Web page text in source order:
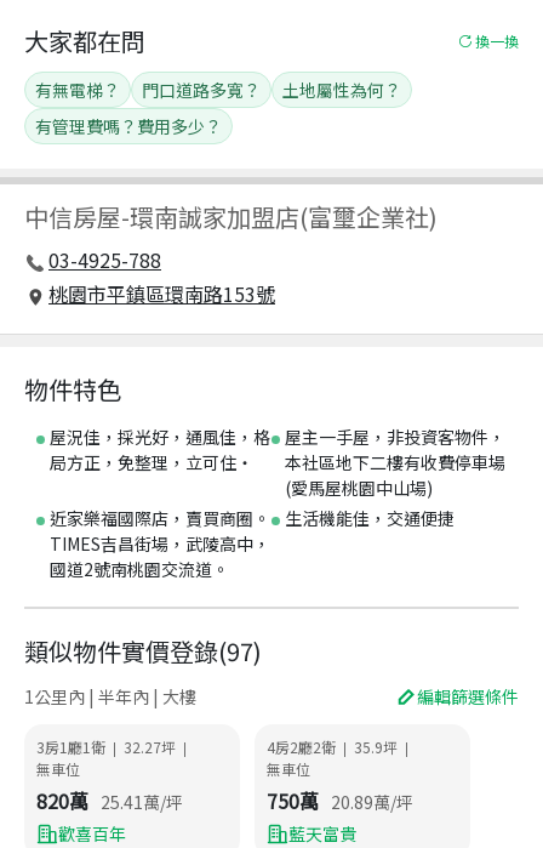
中信房屋-環南誠家加盟店(富璽企業社)
03-4925-788
桃園市平鎮區環南路153號
大家都在問 換一換
有無電梯？ 門口道路多寬？
土地屬性為何？
有管理費嗎？費用多少？
物件特色
屋況佳，採光好，通風佳，格
局方正，免整理，立可住‧
屋主一手屋，非投資客物件，
本社區地下二樓有收費停車場
(愛馬屋桃園中山場)
近家樂福國際店，賣買商圈。
TIMES吉昌街場，武陵高中，
國道2號南桃園交流道。
生活機能佳，交通便捷
類似物件實價登錄(97)
1公里內 | 半年內 | 大樓 編輯篩選條件
3房1廳1衛 | 32.27坪 |
無車位
820萬 25.41萬/坪
歡喜百年
4房2廳2衛 | 35.9坪 |
無車位
750萬 20.89萬/坪
藍天富貴